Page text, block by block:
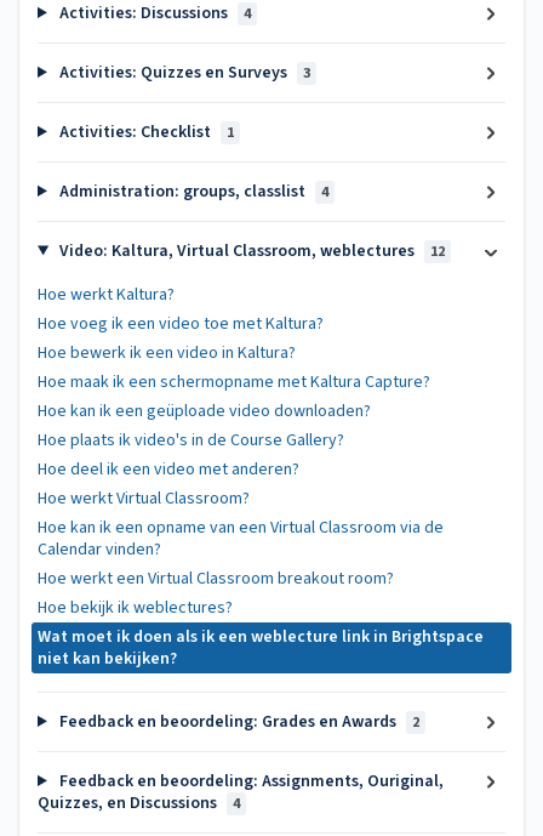
Activities: Discussions 4
Activities: Quizzes en Surveys 3
Activities: Checklist 1
Administration: groups, classlist 4
Video: Kaltura, Virtual Classroom, weblectures 12
Hoe werkt Kaltura?
Hoe voeg ik een video toe met Kaltura?
Hoe bewerk ik een video in Kaltura?
Hoe maak ik een schermopname met Kaltura Capture?
Hoe kan ik een geüploade video downloaden?
Hoe plaats ik video's in de Course Gallery?
Hoe deel ik een video met anderen?
Hoe werkt Virtual Classroom?
Hoe kan ik een opname van een Virtual Classroom via de
Calendar vinden?
Hoe werkt een Virtual Classroom breakout room?
Hoe bekijk ik weblectures?
Wat moet ik doen als ik een weblecture link in Brightspace
niet kan bekijken?
Feedback en beoordeling: Grades en Awards 2
Feedback en beoordeling: Assignments, Ouriginal,
Quizzes, en Discussions
4